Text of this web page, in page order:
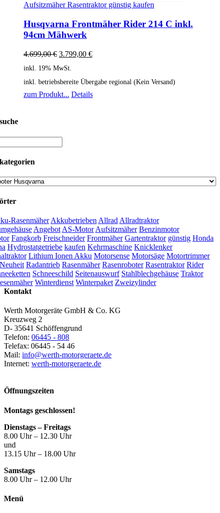
Husqvarna Frontmäher Rider 214 C inkl.
94cm Mähwerk
4.699,00€ 3.799,00 €
inkl. 19% MwSt.
inkl. betriebsbereite Übergabe regional (Kein Versand)
zum Produkt... Details
Rasenmäher Akkubetrieben Allrad Allradtraktor
Angebot AS-Motor Aufsitzmäher Benzinmotor
Fangkorb Freischneider Frontmäher Gartentraktor günstig Honda
Hydrostatgetriebe kaufen Kehrmaschine Knicklenker
Lithium Ionen Akku Motorsense Motorsäge Motortrimmer
Neuheit Radantrieb Rasenmäher Rasenroboter Rasentraktor Rider
Schneeschild Seitenauswurf Stahlblechgehäuse Traktor
Winterdienst Winterpaket Zweizylinder
Kontakt
Werth Motorgeräte GmbH & Co. KG
Kreuzweg 2
D- 35641 Schöffengrund
Telefon: 06445 - 808
Telefax: 06445 - 54 46
Mail: info@werth-motorgeraete.de
Internet: werth-motorgeraete.de
Öffnungszeiten
Montags geschlossen!
Dienstags – Freitags
8.00 Uhr – 12.30 Uhr
und
13.15 Uhr – 18.00 Uhr
Samstags
8.00 Uhr – 12.00 Uhr
Menü